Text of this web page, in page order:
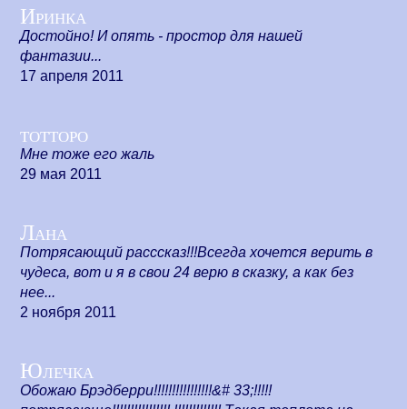
Иринка
Достойно! И опять - простор для нашей
фантазии...
17 апреля 2011
тотторо
Мне тоже его жаль
29 мая 2011
Лана
Потрясающий расссказ!!!Всегда хочется верить в
чудеса, вот и я в свои 24 верю в сказку, а как без
нее...
2 ноября 2011
Юлечка
Обожаю Брэдберри!!!!!!!!!!!!!!!!&# 33;!!!!!